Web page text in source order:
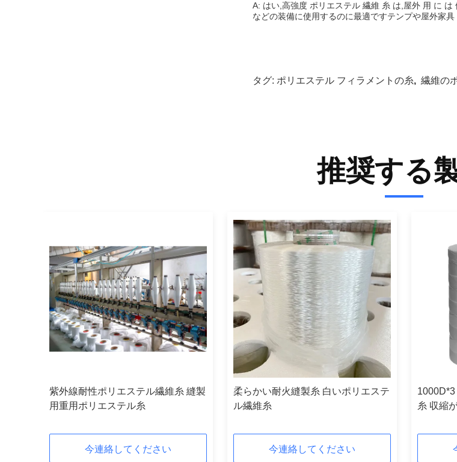
A: はい,高強度 ポリエステル 繊維 糸 は,屋外 用 に
などの装備に使用するのに最適ですテンプや屋外家具
タグ: ポリエステル フィラメントの糸, 繊維の
推奨する
紫外線耐性ポリエステル繊維糸 縫製
用重用ポリエステル糸
今連絡してください
柔らかい耐火縫製糸 白いポリエステ
ル繊維糸
今連絡してください
糸 収縮